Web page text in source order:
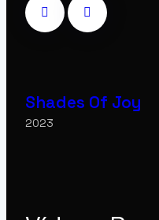
Shades Of Joy
2023